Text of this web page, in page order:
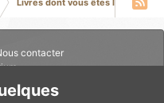
Livres dont vous êtes le héros et
contacter